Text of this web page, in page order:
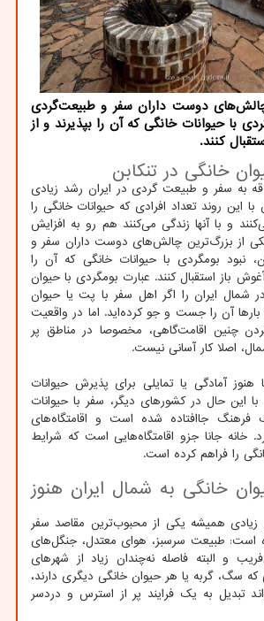
دوست داران سفر و طبیعت‌گردی
با حیوانات خانگی که آن را بپذیرند و از
کنند.
خانگی در تنکابن
به سفر و طبیعت گردی در ایران رشد زیادی
این روند تعداد افرادی که حیوانات خانگی را
و با آنها زندگی می‌کنند هم رو به افزایش
از بزرگ‌ترین چالش‌های دوست داران سفر و
نبود بومگردی با حیوانات خانگی که آن را
باز استقبال کنند. عبارت بومگردی با حیوان
شمال ایران را اگر اهل سفر با پت یا حیوان
بارها آن را جست و جو کرده‌اید. اما در واقعیت
چنین اقامت‌گاهی، مخصوصا در مناطق پر
اصلا کار آسانی نیست.
هنوز آمادگی یا تمایلی برای پذیرش حیوانات
با این حال در کشورهای دیگر، سفر با حیوانات
فرهنگ جاافتاده شده است و اقامتگاه‌های
جانا جزو اقامتگاه‌هایی است که شرایط
را فراهم کرده است.
خانگی به شمال ایران هنوز
زیادی همیشه یکی از محبوب‌ترین مقاصد سفر
است: طبیعت سرسبز، هوای معتدل، جنگل‌های
و البته فاصله نه‌چندان زیاد از شهرهای
که سگ، گربه یا هر حیوان خانگی دیگری دارند،
تبدیل به یک فرایند پر از استرس و دردسر